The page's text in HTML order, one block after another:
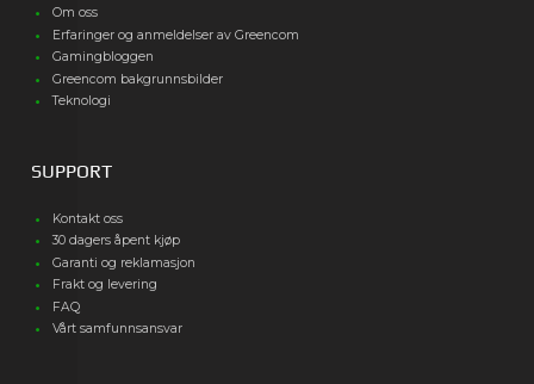
Om oss
Erfaringer og anmeldelser av Greencom
Gamingbloggen
Greencom bakgrunnsbilder
Teknologi
SUPPORT
Kontakt oss
30 dagers åpent kjøp
Garanti og reklamasjon
Frakt og levering
FAQ
Vårt samfunnsansvar